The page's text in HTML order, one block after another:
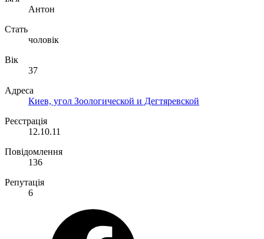
Антон
Стать
чоловік
Вік
37
Адреса
Киев, угол Зоологической и Дегтяревской
Реєстрація
12.10.11
Повідомлення
136
Репутація
6